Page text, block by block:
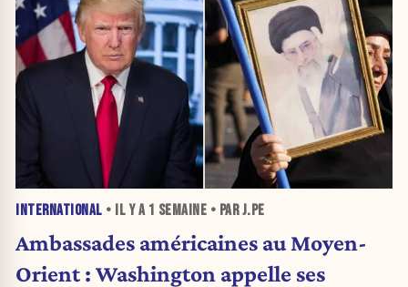
INTERNATIONAL • IL Y A 1 SEMAINE • PAR J.PE
Ambassades américaines au Moyen-
Orient : Washington appelle ses